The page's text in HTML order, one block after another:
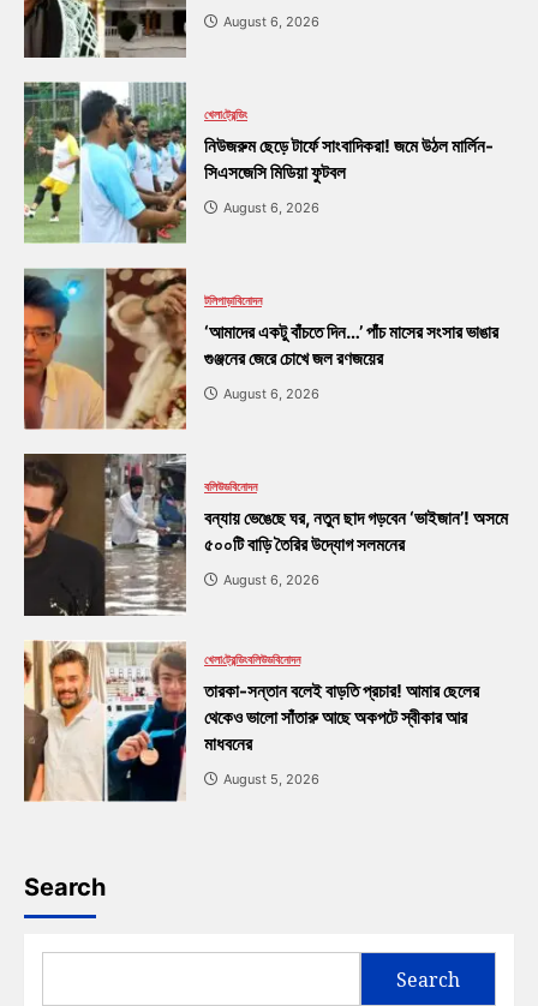
August 6, 2026
খেলাট্রেন্ডিং
নিউজরুম ছেড়ে টার্ফে সাংবাদিকরা! জমে উঠল মার্লিন-
সিএসজেসি মিডিয়া ফুটবল
August 6, 2026
টলিপাড়াবিনোদন
‘আমাদের একটু বাঁচতে দিন…’ পাঁচ মাসের সংসার ভাঙার
গুঞ্জনের জেরে চোখে জল রণজয়ের
August 6, 2026
বলিউডবিনোদন
বন্যায় ভেঙেছে ঘর, নতুন ছাদ গড়বেন ‘ভাইজান’! অসমে
৫০০টি বাড়ি তৈরির উদ্যোগ সলমনের
August 6, 2026
খেলাট্রেন্ডিংবলিউডবিনোদন
তারকা-সন্তান বলেই বাড়তি প্রচার! আমার ছেলের
থেকেও ভালো সাঁতারু আছে অকপটে স্বীকার আর
মাধবনের
August 5, 2026
Search
Search